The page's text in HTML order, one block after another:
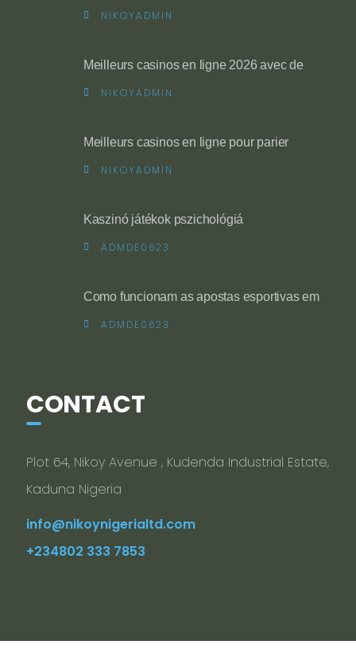
NIKOYADMIN
Meilleurs casinos en ligne 2026 avec de
NIKOYADMIN
Meilleurs casinos en ligne pour parier
NIKOYADMIN
Kaszinó játékok pszichológiá
ADMDE0623
Como funcionam as apostas esportivas em
ADMDE0623
CONTACT
Plot 64, Nikoy Avenue , Kudenda Industrial Estate,
Kaduna Nigeria
info@nikoynigerialtd.com
+234802 333 7853